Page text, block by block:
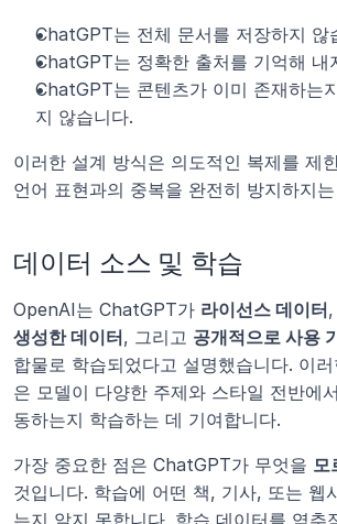
ChatGPT는 전체 문서를 저장하지 않
ChatGPT는 정확한 출처를 기억해 내
ChatGPT는 콘텐츠가 이미 존재하는
지 않습니다.
이러한 설계 방식은 의도적인 복제를 제
언어 표현과의 중복을 완전히 방지하지
데이터 소스 및 학습
OpenAI는 ChatGPT가 라이선스 데이터,
생성한 데이터, 그리고 공개적으로 사용
합물로 학습되었다고 설명했습니다. 이
은 모델이 다양한 주제와 스타일 전반에
동하는지 학습하는 데 기여합니다.
가장 중요한 점은 ChatGPT가 무엇을 모
것입니다. 학습에 어떤 책, 기사, 또는 웹
는지 알지 못합니다. 학습 데이터를 역추